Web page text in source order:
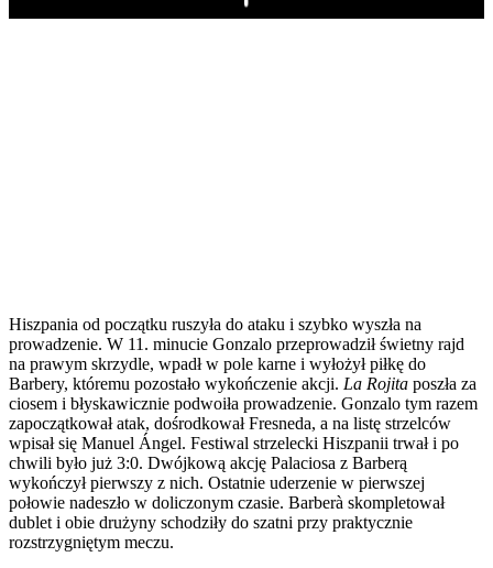
Play
Hiszpania od początku ruszyła do ataku i szybko wyszła na
prowadzenie. W 11. minucie Gonzalo przeprowadził świetny rajd
na prawym skrzydle, wpadł w pole karne i wyłożył piłkę do
Barbery, któremu pozostało wykończenie akcji. La Rojita poszła za
ciosem i błyskawicznie podwoiła prowadzenie. Gonzalo tym razem
zapoczątkował atak, dośrodkował Fresneda, a na listę strzelców
wpisał się Manuel Ángel. Festiwal strzelecki Hiszpanii trwał i po
chwili było już 3:0. Dwójkową akcję Palaciosa z Barberą
wykończył pierwszy z nich. Ostatnie uderzenie w pierwszej
połowie nadeszło w doliczonym czasie. Barberà skompletował
dublet i obie drużyny schodziły do szatni przy praktycznie
rozstrzygniętym meczu.